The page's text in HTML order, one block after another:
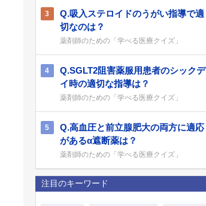
3
Q.吸入ステロイドのうがい指導で適
切なのは？
薬剤師のための「学べる医療クイズ」
4
Q.SGLT2阻害薬服用患者のシックデ
イ時の適切な指導は？
薬剤師のための「学べる医療クイズ」
5
Q.高血圧と前立腺肥大の両方に適応
があるα遮断薬は？
薬剤師のための「学べる医療クイズ」
注目のキーワード